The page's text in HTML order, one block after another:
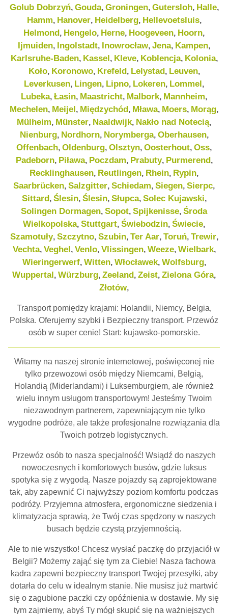
Golub Dobrzyń, Gouda, Groningen, Gutersloh, Halle,
Hamm, Hanover, Heidelberg, Hellevoetsluis,
Helmond, Hengelo, Herne, Hoogeveen, Hoorn,
Ijmuiden, Ingolstadt, Inowrocław, Jena, Kampen,
Karlsruhe-Baden, Kassel, Kleve, Koblencja, Kolonia,
Koło, Koronowo, Krefeld, Lelystad, Leuven,
Leverkusen, Lingen, Lipno, Lokeren, Lommel,
Lubeka, Łasin, Maastricht, Malbork, Mannheim,
Mechelen, Meijel, Międzychód, Mława, Moers, Morąg,
Mülheim, Münster, Naaldwijk, Nakło nad Notecią,
Nienburg, Nordhorn, Norymberga, Oberhausen,
Offenbach, Oldenburg, Olsztyn, Oosterhout, Oss,
Padeborn, Piława, Poczdam, Prabuty, Purmerend,
Recklinghausen, Reutlingen, Rhein, Rypin,
Saarbrücken, Salzgitter, Schiedam, Siegen, Sierpc,
Sittard, Ślesin, Ślesin, Słupca, Solec Kujawski,
Solingen Dormagen, Sopot, Spijkenisse, Środa
Wielkopolska, Stuttgart, Świebodzin, Świecie,
Szamotuły, Szczytno, Szubin, Ter Aar, Toruń, Trewir,
Vechta, Veghel, Venlo, Vlissingen, Weeze, Wielbark,
Wieringerwerf, Witten, Włocławek, Wolfsburg,
Wuppertal, Würzburg, Zeeland, Zeist, Zielona Góra,
Złotów,
Transport pomiędzy krajami: Holandii, Niemcy, Belgia,
Polska. Oferujemy szybki i Bezpieczny transport. Przewóz
osób w super cenie! Start: kujawsko-pomorskie.
Witamy na naszej stronie internetowej, poświęconej nie
tylko przewozowi osób między Niemcami, Belgią,
Holandią (Miderlandami) i Luksemburgiem, ale również
wielu innym usługom transportowym! Jesteśmy Twoim
niezawodnym partnerem, zapewniającym nie tylko
wygodne podróże, ale także profesjonalne rozwiązania dla
Twoich potrzeb logistycznych.
Przewóz osób to nasza specjalność! Wsiądź do naszych
nowoczesnych i komfortowych busów, gdzie luksus
spotyka się z wygodą. Nasze pojazdy są zaprojektowane
tak, aby zapewnić Ci najwyższy poziom komfortu podczas
podróży. Przyjemna atmosfera, ergonomiczne siedzenia i
klimatyzacja sprawią, że Twój czas spędzony w naszych
busach będzie czystą przyjemnością.
Ale to nie wszystko! Chcesz wysłać paczkę do przyjaciół w
Belgii? Możemy zająć się tym za Ciebie! Nasza fachowa
kadra zapewni bezpieczny transport Twojej przesyłki, aby
dotarła do celu w idealnym stanie. Nie musisz już martwić
się o zagubione paczki czy opóźnienia w dostawie. My się
tym zajmiemy, abyś Ty mógł skupić się na ważniejszych